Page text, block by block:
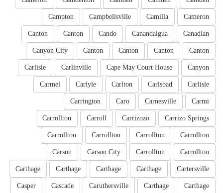
Cameron
Camilla
Campbellsville
Campton
Canadian
Canandaigua
Cando
Canton
Canton
Canton
Canton
Canton
Canton
Canyon City
Canyon
Cape May Court House
Carlinville
Carlisle
Carlisle
Carlsbad
Carlton
Carlyle
Carmel
Carmi
Carnesville
Caro
Carrington
Carrizo Springs
Carrizozo
Carroll
Carrollton
Carrollton
Carrollton
Carrollton
Carrollton
Carrollton
Carrollton
Carson City
Carson
Cartersville
Carthage
Carthage
Carthage
Carthage
Carthage
Carthage
Caruthersville
Cascade
Casper